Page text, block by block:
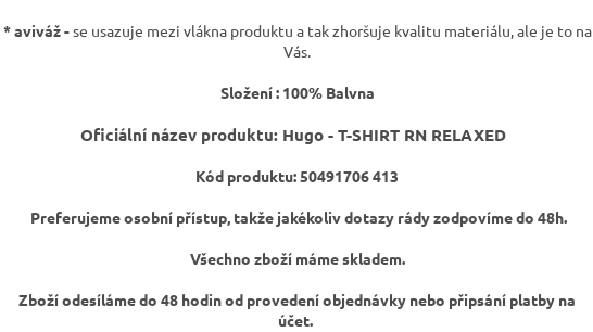
* aviváž -se usazuje mezi vlákna produktu a tak zhoršuje kvalitu materiálu, ale je to na
Vás.
Složení : 100% Balvna
Oficiální název produktu: Hugo - T-SHIRT RN RELAXED
Kód produktu: 50491706 413
Preferujeme osobní přístup, takže jakékoliv dotazy rády zodpovíme do 48h.
Všechno zboží máme skladem.
Zboží odesíláme do 48 hodin od provedení objednávky nebo připsání platby na
účet.